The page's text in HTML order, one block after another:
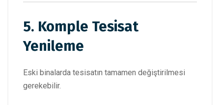
5. Komple Tesisat
Yenileme
Eski binalarda tesisatın tamamen değiştirilmesi
gerekebilir.